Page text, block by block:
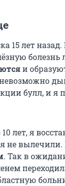
15 лет
и
булл, и я
лет, я
вылечили.
. Так в